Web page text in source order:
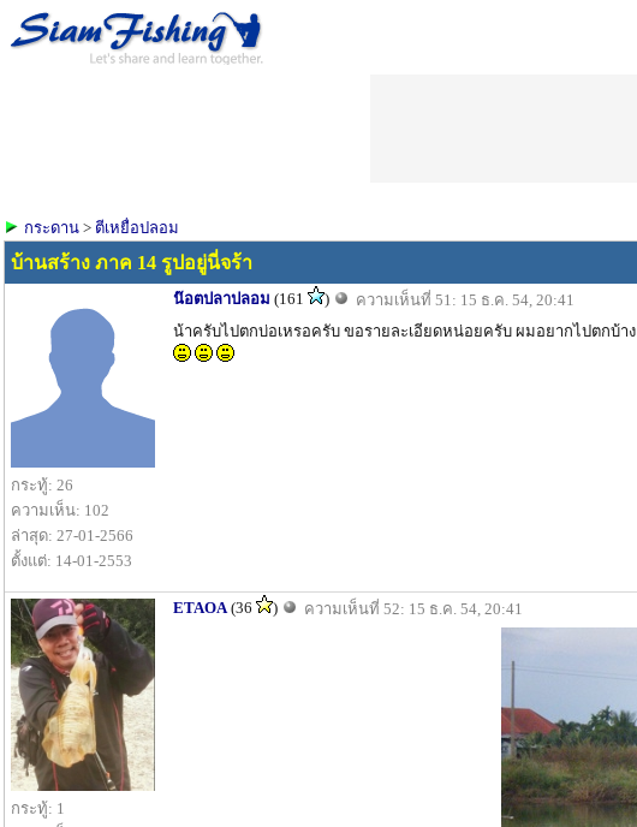
กระดาน > ตีเหยื่อปลอม
บ้านสร้าง ภาค 14 รูปอยู่นี่จร้า
กระทู้: 26
ความเห็น: 102
ล่าสุด: 27-01-2566
ตั้งแต่: 14-01-2553
น๊อตปลาปลอม (161 )
ความเห็นที่ 51: 15 ธ.ค. 54, 20:41
น้าครับไปตกบ่อเหรอครับ ขอรายละเอียดหน่อยครับ ผมอยากไปตกบ้าง
กระทู้: 1
ETAOA (36 ) ความเห็นที่ 52: 15 ธ.ค. 54, 20:41